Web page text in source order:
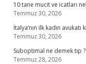
10 tane mucit ve icatları
Temmuz 30, 2026
İtalya’nın ilk kadın avukatı
Temmuz 30, 2026
Suboptimal ne demek tıp ?
Temmuz 28, 2026